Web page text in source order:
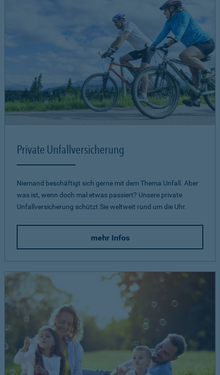
Private Unfallversicherung
Niemand beschäftigt sich gerne mit dem Thema Unfall. Aber
was ist, wenn doch mal etwas passiert? Unsere private
Unfallversicherung schützt Sie weltweit rund um die Uhr.
mehr Infos